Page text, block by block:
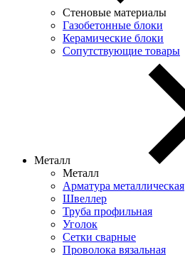
Стеновые материалы
Газобетонные блоки
Керамические блоки
Сопутствующие товары
Металл
Металл
Арматура металлическая
Швеллер
Труба профильная
Уголок
Сетки сварные
Проволока вязальная